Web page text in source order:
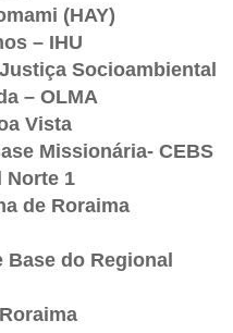
(HAY)
– IHU
Socioambiental
– OLMA
Vista
Missionária- CEBS
Norte 1
de Roraima
Base do Regional